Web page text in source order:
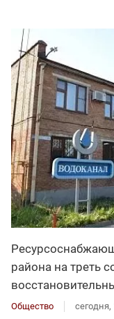
района на треть
Общество сегодня,